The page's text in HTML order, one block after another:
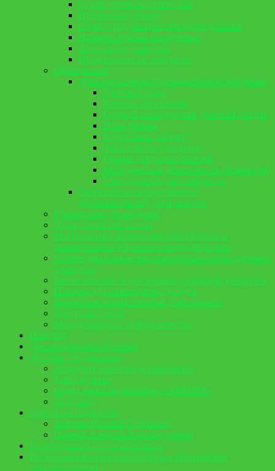
Статистическая отчетность
Публичный доклад
Отчет о результатах самообследования
Правила приема на обучение
Аттестация учащихся
Предписания по контролю
Образование
Дополнительная образовательная программа
Учебный план
Рабочие программы
Годовой календарный учебный график
План работы
Расписание занятий
Численность учащихся
График открытых занятий
Методическая деятельность (семинары)
Методические рекомендации
Лицензия на осуществление
образовательной деятельности
Руководство учреждения
Педагогический состав
Материально-техническое обеспечение и
оснащенность образовательного процесса
Стипендии и иные виды материальной поддержки
учащихся
Вакантные места для приема (перевода) учащихся
Платные образовательные услуги
Финансово-хозяйственная деятельность
Доступная среда
Международное сотрудничество
Новости
Дистанционное обучение
Детские объединения
Академия развития дошкольника
Театр музыки
Отряд юных барабанщиц «АВРОРА»
«Ералаш»
Страницы педагогов
Звягина Наталья Сергеевна
Пьяных Алексей Александрович
Распоряжения и постановления
Региональная пилотная площадка технической
направленности